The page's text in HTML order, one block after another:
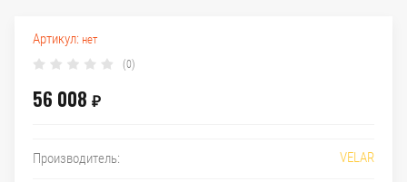
Артикул: нет
(0)
56 008 ₽
Производитель: VELAR